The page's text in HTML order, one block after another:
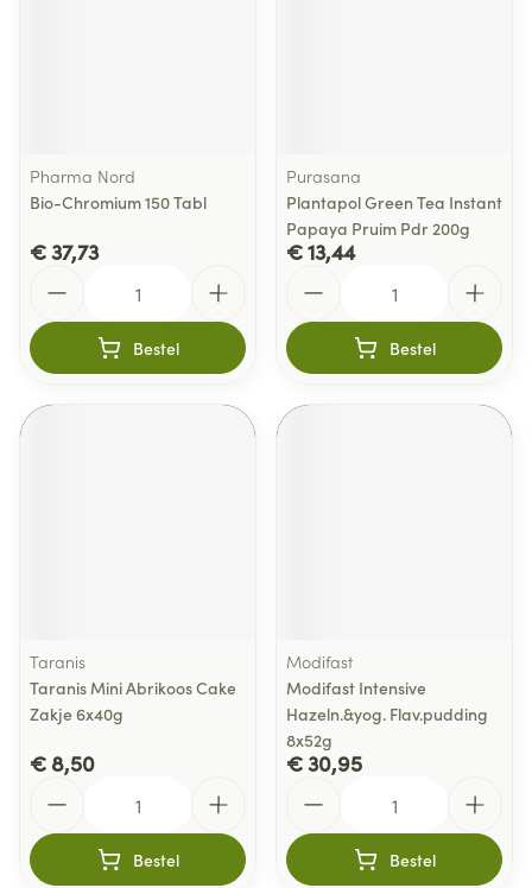
Pharma Nord
Bio-Chromium 150 Tabl
€ 37,73
Bestel
Purasana
Plantapol Green Tea Instant
Papaya Pruim Pdr 200g
€ 13,44
Bestel
Taranis
Taranis Mini Abrikoos Cake
Zakje 6x40g
€ 8,50
Bestel
Modifast
Modifast Intensive
Hazeln.&yog. Flav.pudding
8x52g
€ 30,95
Bestel